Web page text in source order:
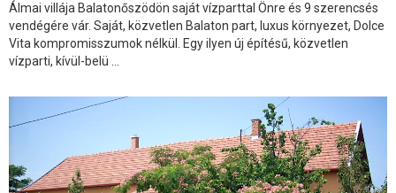
Álmai villája Balatonőszödön saját vízparttal Önre és 9 szerencsés
vendégére vár. Saját, közvetlen Balaton part, luxus környezet, Dolce
Vita kompromisszumok nélkül. Egy ilyen új építésű, közvetlen
vízparti, kívül-belü ...